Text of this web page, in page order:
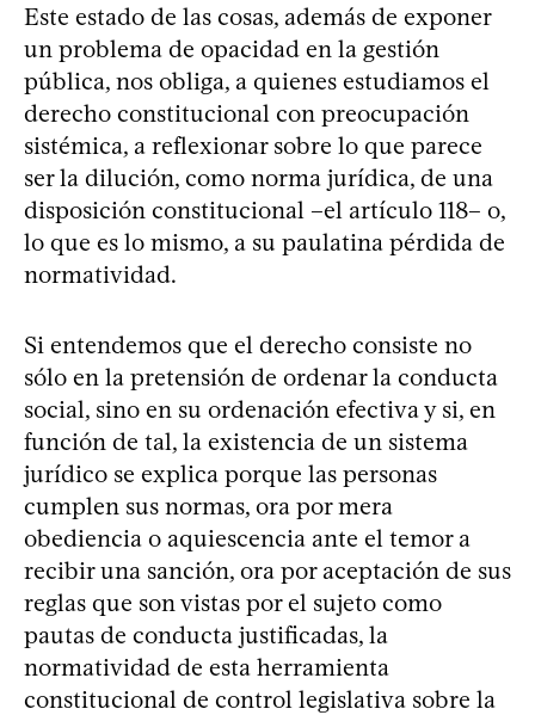
Este estado de las cosas, además de exponer
un problema de opacidad en la gestión
pública, nos obliga, a quienes estudiamos el
derecho constitucional con preocupación
sistémica, a reflexionar sobre lo que parece
ser la dilución, como norma jurídica, de una
disposición constitucional –el artículo 118– o,
lo que es lo mismo, a su paulatina pérdida de
normatividad.
Si entendemos que el derecho consiste no
sólo en la pretensión de ordenar la conducta
social, sino en su ordenación efectiva y si, en
función de tal, la existencia de un sistema
jurídico se explica porque las personas
cumplen sus normas, ora por mera
obediencia o aquiescencia ante el temor a
recibir una sanción, ora por aceptación de sus
reglas que son vistas por el sujeto como
pautas de conducta justificadas, la
normatividad de esta herramienta
constitucional de control legislativa sobre la